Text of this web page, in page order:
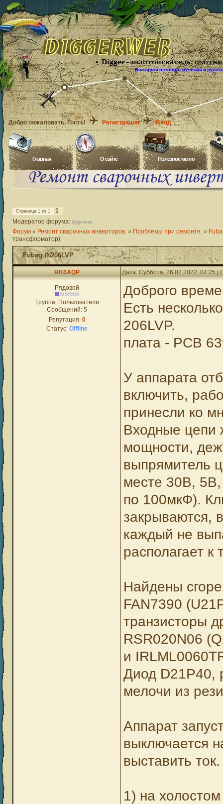
Добро пожаловать, Гость! Регистрация Вход
Главная O сайте Полезное меню
Страница 1 из 1
1
Модератор форума: diggerweb
Форум » Ремонт сварочных инверторов. » Проблемы при ремонте. »
трансформатор)
Fubag IN206LVP
RK6AQP Дата: Суббота, 26.02.2022, 04:25
Рядовой
Группа: Пользователи
Сообщений: 5
Репутация: 0
Статус: Offline
Доброго
Есть
206LVP.
плата - PCB
У аппарата
включить,
принесли ко
Входные цепи
мощности,
выпрямитель
месте 30В, 5В,
по 100мкФ).
закрываются,
каждый не
располагает к
Найдены
FAN7390
транзисторы
RSR020N06
и
Диод D21P40,
мелочи из
Аппарат
выключается
выставить
1) на холостом